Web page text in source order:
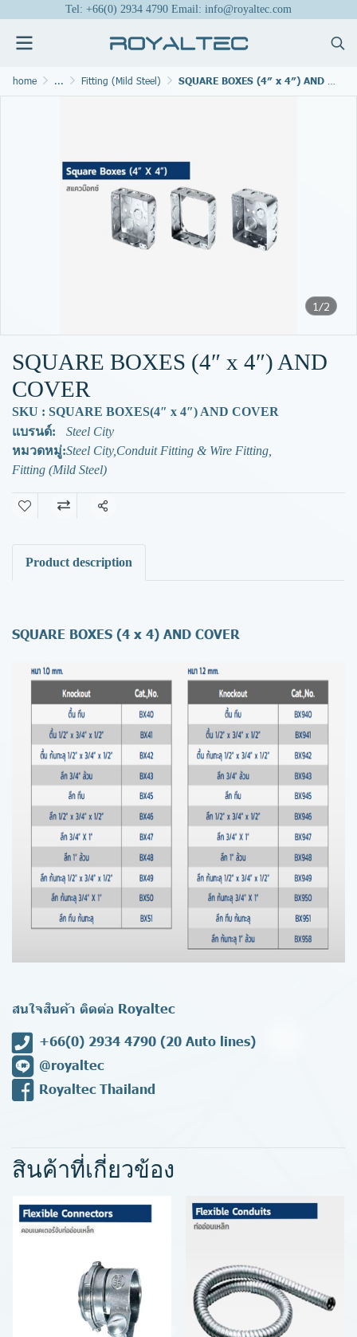
Tel: +66(0) 2934 4790 Email: info@royaltec.com
home ... Fitting (Mild Steel) SQUARE BOXES (4″ x 4″) AND COVER
1/2
SQUARE BOXES (4″ x 4″) AND
COVER
SKU : SQUARE BOXES(4″ x 4″) AND COVER
แบรนด์:
Steel City
หมวดหมู่:Steel City, Conduit Fitting & Wire Fitting
Fitting (Mild Steel)
แชร์
Product description
SQUARE BOXES (4 x 4) AND COVER
สนใจสินค้า ติดต่อ Royaltec
+66(0) 2934 4790 (20 Auto lines)
@royaltec
Royaltec Thailand
สินค้าที่เกี่ยวข้อง